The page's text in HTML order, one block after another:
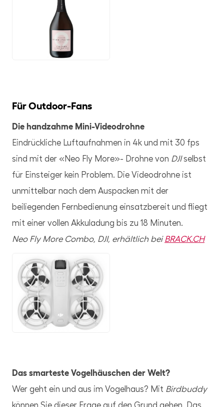
Für Outdoor-Fans
Die handzahme Mini-Videodrohne
Eindrückliche Luftaufnahmen in 4k und mit 30 fps
sind mit der «Neo Fly More»- Drohne von DJIselbst
für Einsteiger kein Problem. Die Videodrohne ist
unmittelbar nach dem Auspacken mit der
beiliegenden Fernbedienung einsatzbereit und fliegt
mit einer vollen Akkuladung bis zu 18 Minuten.
Neo Fly More Combo, DJI, erhältlich beiBRACK.CH
PNG
Das smarteste Vogelhäuschen der Welt?
Wer geht ein und aus im Vogelhaus? Mit Birdbuddy
können Sie dieser Frage auf den Grund gehen. Das